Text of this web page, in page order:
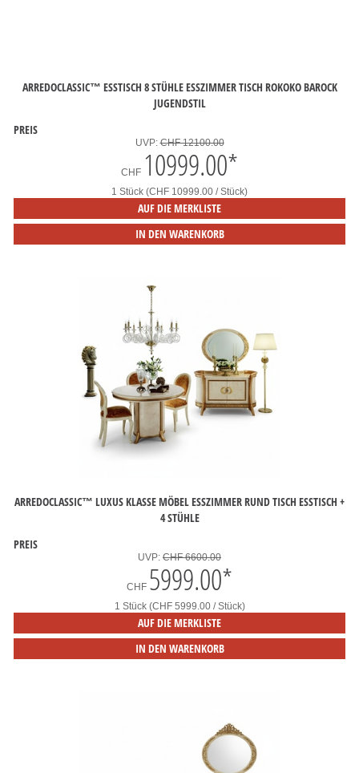
ARREDOCLASSIC™ ESSTISCH 8 STÜHLE ESSZIMMER TISCH ROKOKO BAROCK
JUGENDSTIL
PREIS
UVP:CHF 12100.00
CHF 10999.00*
1 Stück (CHF 10999.00 / Stück)
AUF DIE MERKLISTE
IN DEN WARENKORB
ARREDOCLASSIC™ LUXUS KLASSE MÖBEL ESSZIMMER RUND TISCH ESSTISCH +
4 STÜHLE
PREIS
UVP: CHF 6600.00
CHF 5999.00*
1 Stück (CHF 5999.00 / Stück)
AUF DIE MERKLISTE
IN DEN WARENKORB